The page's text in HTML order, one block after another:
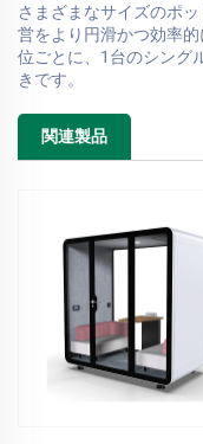
さまざまなサイズのポ
営をより円滑かつ効率
位ごとに、1台のシング
きです。
関連製品